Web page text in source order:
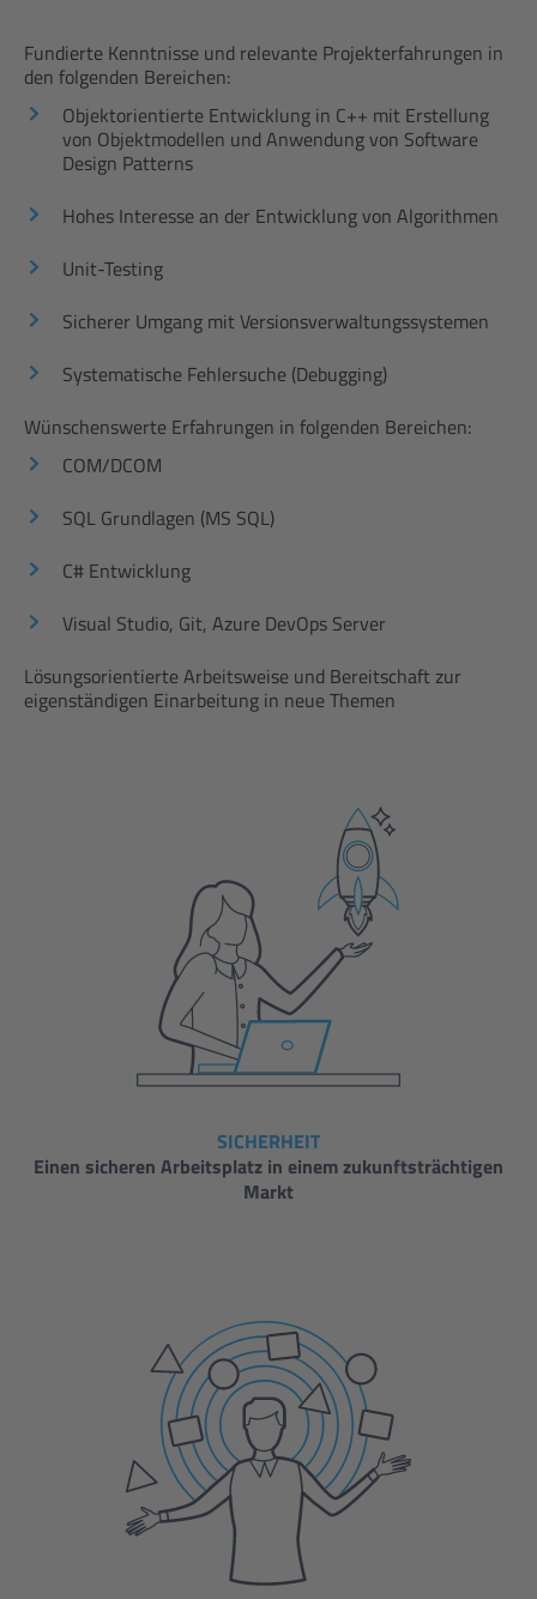
Fundierte Kenntnisse und relevante Projekterfahrungen in
den folgenden Bereichen:
Objektorientierte Entwicklung in C++ mit Erstellung
von Objektmodellen und Anwendung von Software
Design Patterns
Hohes Interesse an der Entwicklung von Algorithmen
Unit-Testing
Sicherer Umgang mit Versionsverwaltungssystemen
Systematische Fehlersuche (Debugging)
Wünschenswerte Erfahrungen in folgenden Bereichen:
COM/DCOM
SQL Grundlagen (MS SQL)
C# Entwicklung
Visual Studio, Git, Azure DevOps Server
Lösungsorientierte Arbeitsweise und Bereitschaft zur
eigenständigen Einarbeitung in neue Themen
SICHERHEIT
Einen sicheren Arbeitsplatz in einem zukunftsträchtigen
Markt